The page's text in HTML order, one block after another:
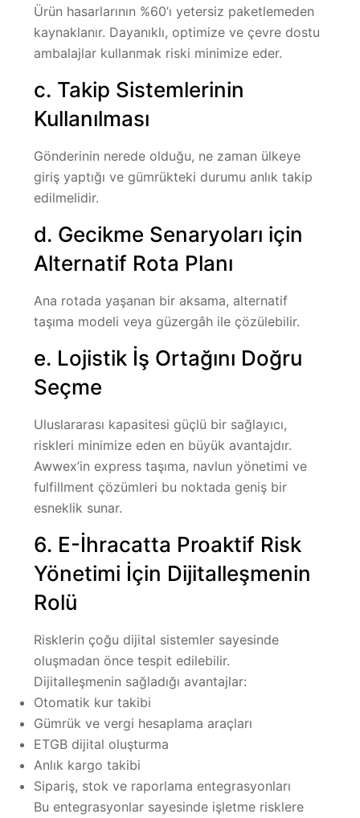
Ürün hasarlarının %60’ı yetersiz paketlemeden
kaynaklanır. Dayanıklı, optimize ve çevre dostu
ambalajlar kullanmak riski minimize eder.
c. Takip Sistemlerinin
Kullanılması
Gönderinin nerede olduğu, ne zaman ülkeye
giriş yaptığı ve gümrükteki durumu anlık takip
edilmelidir.
d. Gecikme Senaryoları için
Alternatif Rota Planı
Ana rotada yaşanan bir aksama, alternatif
taşıma modeli veya güzergâh ile çözülebilir.
e. Lojistik İş Ortağını Doğru
Seçme
Uluslararası kapasitesi güçlü bir sağlayıcı,
riskleri minimize eden en büyük avantajdır.
Awwex’in express taşıma, navlun yönetimi ve
fulfillment çözümleri bu noktada geniş bir
esneklik sunar.
6. E-İhracatta Proaktif Risk
Yönetimi İçin Dijitalleşmenin
Rolü
Risklerin çoğu dijital sistemler sayesinde
oluşmadan önce tespit edilebilir.
Dijitalleşmenin sağladığı avantajlar:
Otomatik kur takibi
Gümrük ve vergi hesaplama araçları
ETGB dijital oluşturma
Anlık kargo takibi
Sipariş, stok ve raporlama entegrasyonları
Bu entegrasyonlar sayesinde işletme risklere